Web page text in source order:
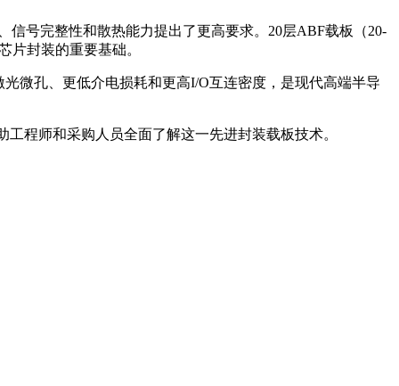
号完整性和散热能力提出了更高要求。20层ABF载板（20-
片封装的重要基础。
微孔、更低介电损耗和更高I/O互连密度，是现代高端半导
程师和采购人员全面了解这一先进封装载板技术。